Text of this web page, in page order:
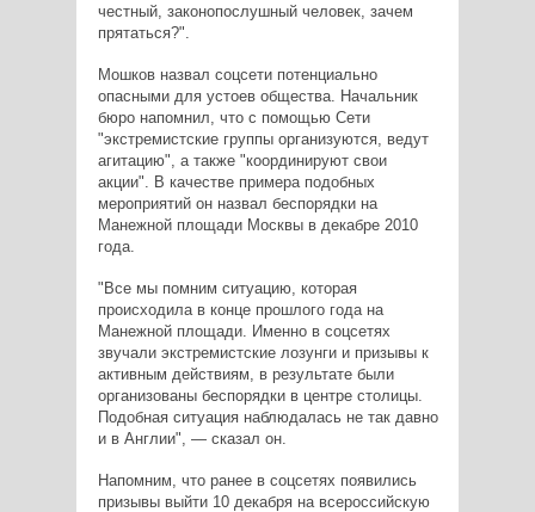
честный, законопослушный человек, зачем
прятаться?".
Мошков назвал соцсети потенциально
опасными для устоев общества. Начальник
бюро напомнил, что с помощью Сети
"экстремистские группы организуются, ведут
агитацию", а также "координируют свои
акции". В качестве примера подобных
мероприятий он назвал беспорядки на
Манежной площади Москвы в декабре 2010
года.
"Все мы помним ситуацию, которая
происходила в конце прошлого года на
Манежной площади. Именно в соцсетях
звучали экстремистские лозунги и призывы к
активным действиям, в результате были
организованы беспорядки в центре столицы.
Подобная ситуация наблюдалась не так давно
и в Англии", — сказал он.
Напомним, что ранее в соцсетях появились
призывы выйти 10 декабря на всероссийскую